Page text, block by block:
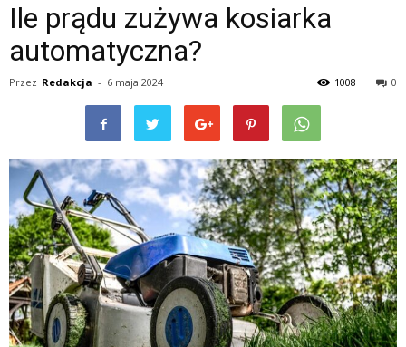
Ile prądu zużywa kosiarka
automatyczna?
Przez Redakcja - 6 maja 2024 0
1008